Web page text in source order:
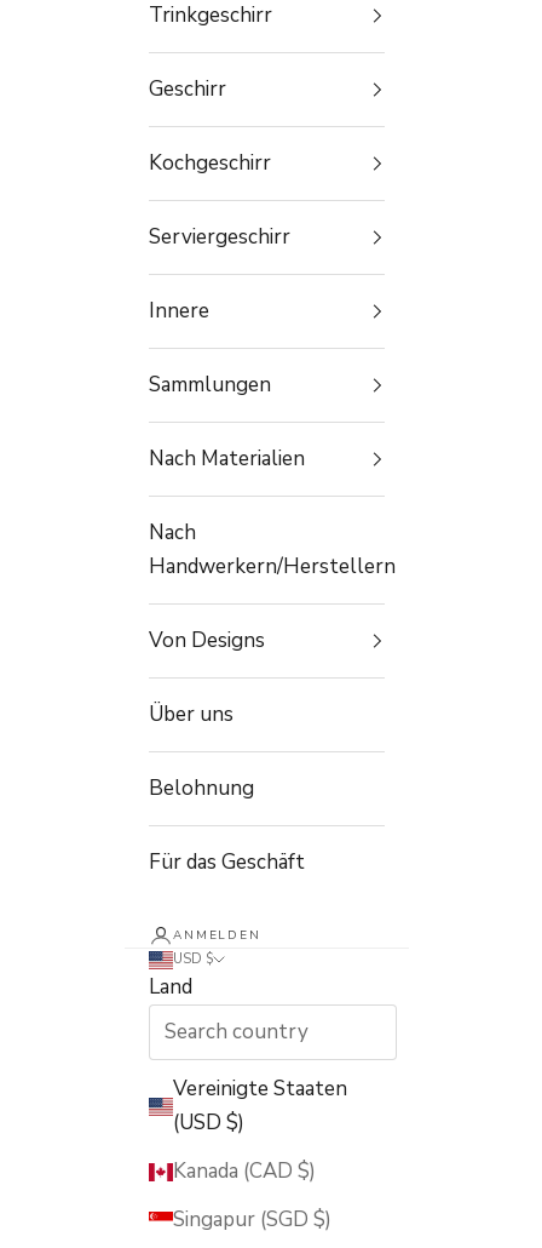
Trinkgeschirr
Geschirr
Kochgeschirr
Serviergeschirr
Innere
Sammlungen
Nach Materialien
Nach
Handwerkern/Herstellern
Von Designs
Über uns
Belohnung
Für das Geschäft
ANMELDEN
USD $
Land
Vereinigte Staaten
(USD $)
Kanada (CAD $)
Singapur (SGD $)